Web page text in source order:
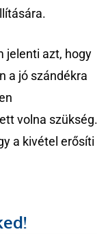
jelenti azt, hogy
a jó szándékra
volna szükség.
a kivétel erősíti